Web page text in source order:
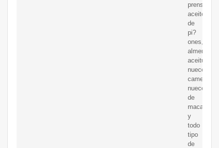
prensar
aceite
de
pi?
ones,
almendras,
aceitunas,
nueces,
camelia,
nueces
de
y
todo
tipo
de